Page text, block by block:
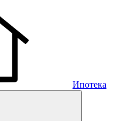
Ипотека